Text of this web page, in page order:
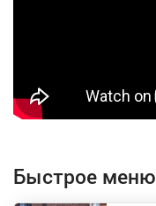
Быстрое меню